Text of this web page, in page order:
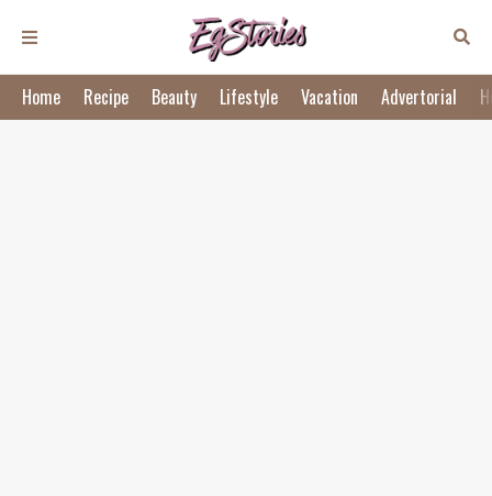
Home Recipe Beauty Lifestyle Vacation Advertorial